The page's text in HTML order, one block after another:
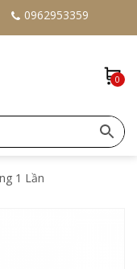
0962953359
0
1 Lần